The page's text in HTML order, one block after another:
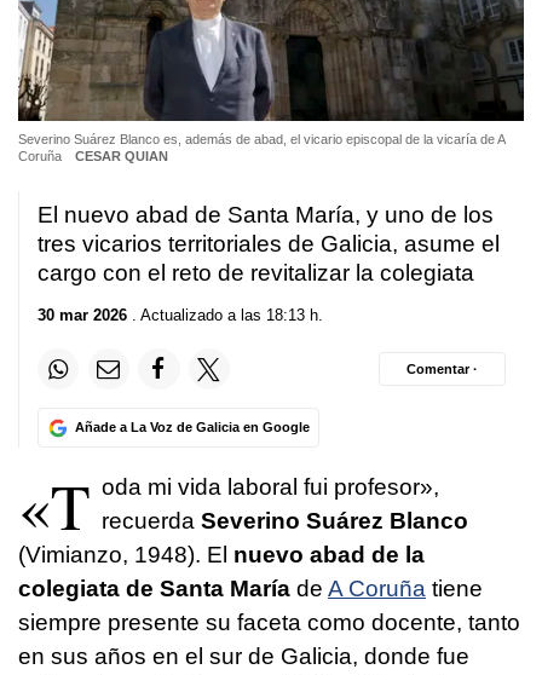
Severino Suárez Blanco es, además de abad, el vicario episcopal de la vicaría de A
Coruña
CESAR QUIAN
El nuevo abad de Santa María, y uno de los
tres vicarios territoriales de Galicia, asume el
cargo con el reto de revitalizar la colegiata
30 mar 2026 . Actualizado a las 18:13 h.
Añade a La Voz de Galicia en Google
Comentar ·
«T oda mi vida laboral fui profesor»,
recuerda Severino Suárez Blanco
(Vimianzo, 1948). El nuevo abad de la
colegiata de Santa María de A Coruña tiene
siempre presente su faceta como docente, tanto
en sus años en el sur de Galicia, donde fue